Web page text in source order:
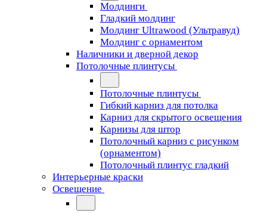
Молдинги
Гладкий молдинг
Молдинг Ultrawood (Ультравуд)
Молдинг с орнаментом
Наличники и дверной декор
Потолочные плинтусы
Потолочные плинтусы
Гибкий карниз для потолка
Карниз для скрытого освещения
Карнизы для штор
Потолочный карниз с рисунком
(орнаментом)
Потолочный плинтус гладкий
Интерьерные краски
Освещение